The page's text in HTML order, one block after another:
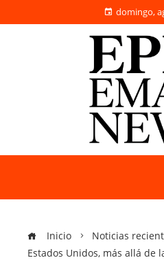
domingo,
Inicio
Noticias
Estados Unidos, más allá de